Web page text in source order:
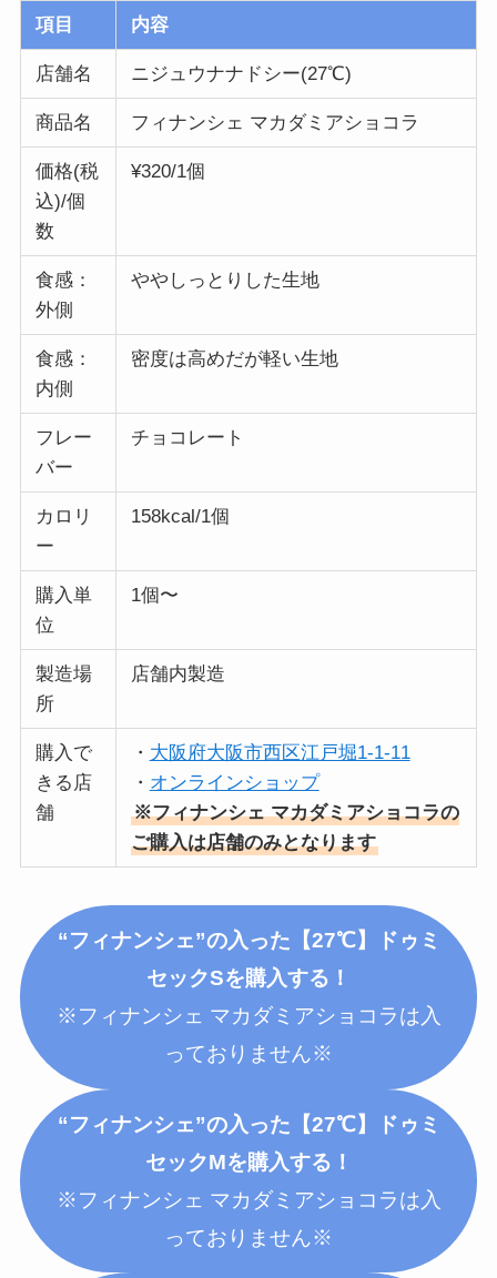
項目 内容
店舗名 ニジュウナナドシー(27℃)
商品名 フィナンシェ マカダミアショコラ
価格(税
込)/個
数
¥320/1個
食感：
外側
ややしっとりした生地
食感：
内側
密度は高めだが軽い生地
フレー
バー
チョコレート
カロリ
ー
158kcal/1個
購入単
位
1個〜
製造場
所
店舗内製造
購入で
きる店
舗
・ 大阪府大阪市西区江戸堀1-1-11
・ オンラインショップ
※フィナンシェ マカダミアショコラの
ご購入は店舗のみとなります
“フィナンシェ”の入った【27℃】ドゥミ
セックSを購入する！
※フィナンシェ マカダミアショコラは入
っておりません※
“フィナンシェ”の入った【27℃】ドゥミ
セックMを購入する！
※フィナンシェ マカダミアショコラは入
っておりません※